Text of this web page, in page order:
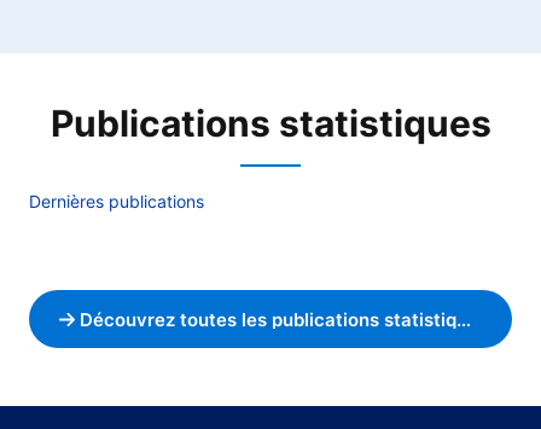
Publications statistiques
Dernières publications
Découvrez toutes les publications statistiques